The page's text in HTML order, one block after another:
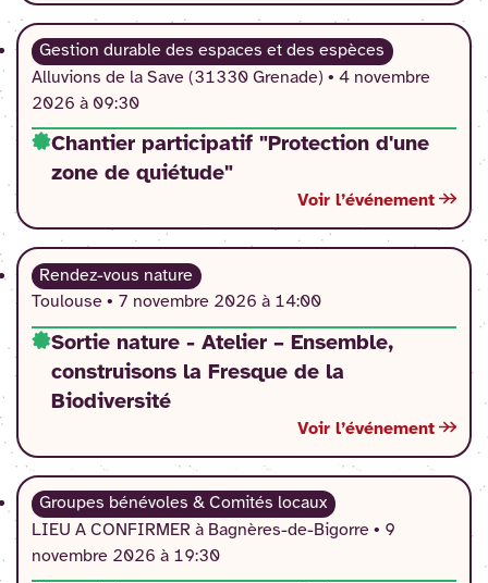
Gestion durable des espaces et des espèces
Alluvions de la Save (31330 Grenade) •4 novembre
2026 à 09:30
Chantier participatif "Protection d'une
zone de quiétude"
Voir l’événement
Rendez-vous nature
Toulouse • 7 novembre 2026 à 14:00
Sortie nature - Atelier – Ensemble,
construisons la Fresque de la
Biodiversité
Voir l’événement
Groupes bénévoles & Comités locaux
LIEU A CONFIRMER à Bagnères-de-Bigorre • 9
novembre 2026 à 19:30